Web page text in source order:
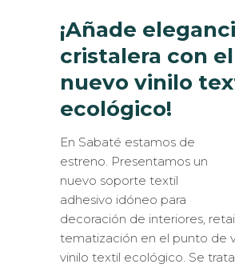
¡Añade
cristalera con el
nuevo vinilo
ecológico!
En Sabaté estamos de
estreno. Presentamos un
nuevo soporte textil
adhesivo idóneo para
decoración de interiores,
tematización en el punto de
vinilo textil ecológico. Se